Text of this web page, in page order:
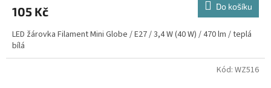
105 Kč Do košíku
LED žárovka Filament Mini Globe / E27 / 3,4 W (40 W) / 470 lm / teplá
bílá
Kód: WZ516